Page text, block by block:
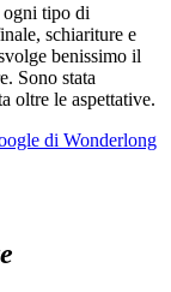
ogni tipo di
schiariture e
benissimo il
Sono stata
oltre le aspettative.
di Wonderlong